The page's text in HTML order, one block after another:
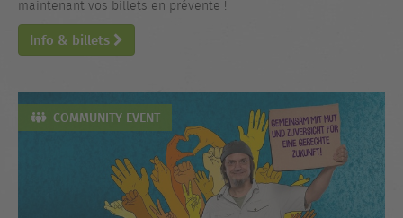
maintenant vos billets en prévente !
Info & billets
COMMUNITY EVENT